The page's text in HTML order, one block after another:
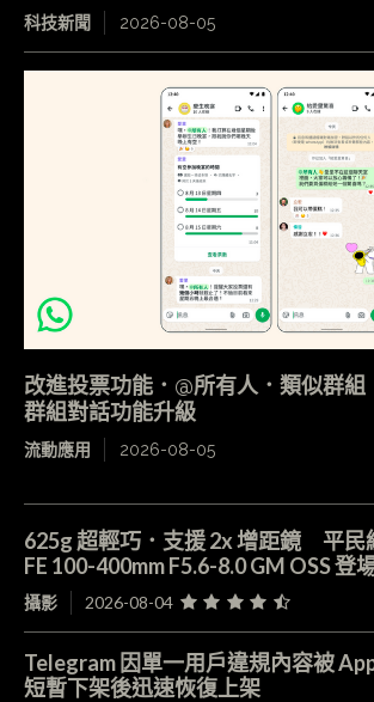
科技新聞 2026-08-05
改進投票功能．@所有人．類似群
群組對話功能升級
流動應用 2026-08-05
625g 超輕巧．支援 2x 增距鏡 平民
FE 100-400mm F5.6-8.0 GM OSS 登
攝影 2026-08-04
Telegram 因單一用戶違規內容被
短暫下架後迅速恢復上架